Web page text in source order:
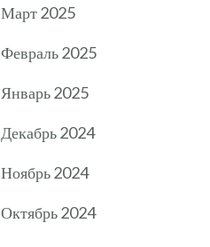
Март 2025
Февраль 2025
Январь 2025
Декабрь 2024
Ноябрь 2024
Октябрь 2024